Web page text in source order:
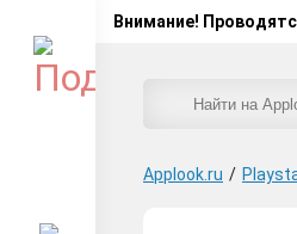
Внимание!
Applook.ru /